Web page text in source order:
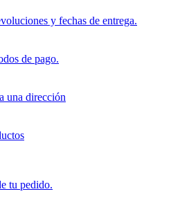
y fechas de entrega.
de pago.
una dirección
tu pedido.